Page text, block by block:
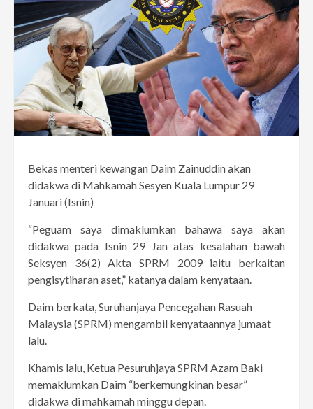
Bekas menteri kewangan Daim Zainuddin akan
didakwa di Mahkamah Sesyen Kuala Lumpur 29
Januari (Isnin)
“Peguam saya dimaklumkan bahawa saya akan
didakwa pada Isnin 29 Jan atas kesalahan bawah
Seksyen 36(2) Akta SPRM 2009 iaitu berkaitan
pengisytiharan aset,” katanya dalam kenyataan.
Daim berkata, Suruhanjaya Pencegahan Rasuah
Malaysia (SPRM) mengambil kenyataannya jumaat
lalu.
Khamis lalu, Ketua Pesuruhjaya SPRM Azam Baki
memaklumkan Daim “berkemungkinan besar”
didakwa di mahkamah minggu depan.